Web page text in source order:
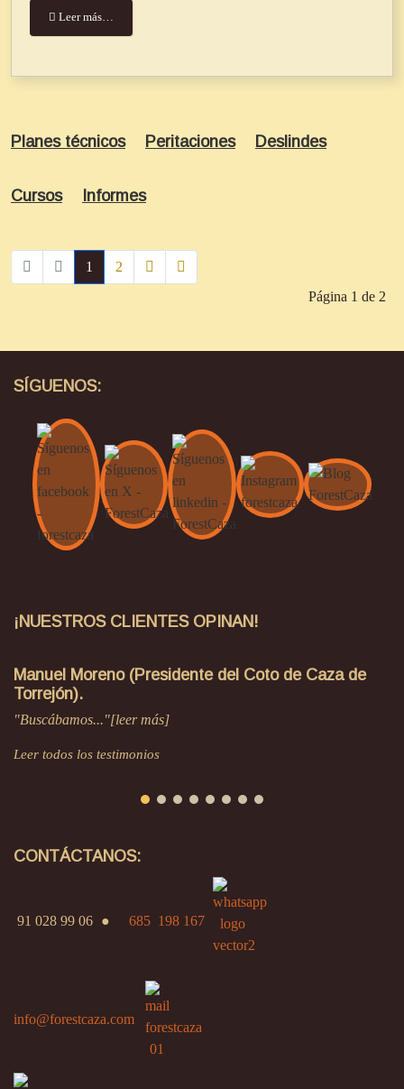
Leer más…
Planes técnicos Peritaciones Deslindes
Cursos Informes
Página 1 de 2
1 2
SÍGUENOS:
¡NUESTROS CLIENTES OPINAN!
Manuel Moreno (Presidente del Coto de Caza de
Torrejón).
"Buscábamos..."[leer más]
Leer todos los testimonios
CONTÁCTANOS:
91 028 99 06 ● 685 198 167
info@forestcaza.com